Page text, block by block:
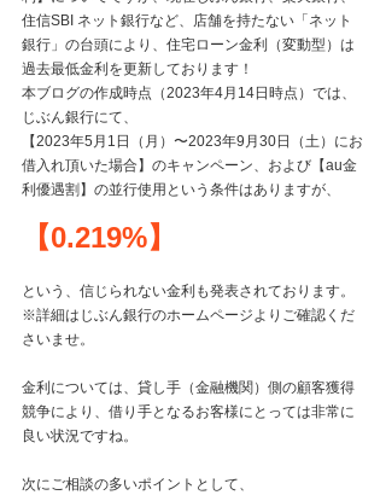
住信SBI ネット銀行など、店舗を持たない「ネット
銀行」の台頭により、住宅ローン金利（変動型）は
過去最低金利を更新しております！
本ブログの作成時点（2023年4月14日時点）では、
じぶん銀行にて、
【2023年5月1日（月）〜2023年9月30日（土）にお
借入れ頂いた場合】のキャンペーン、および【au金
利優遇割】の並行使用という条件はありますが、
【0.219%】
という、信じられない金利も発表されております。
※詳細はじぶん銀行のホームページよりご確認くだ
さいませ。
金利については、貸し手（金融機関）側の顧客獲得
競争により、借り手となるお客様にとっては非常に
良い状況ですね。
次にご相談の多いポイントとして、